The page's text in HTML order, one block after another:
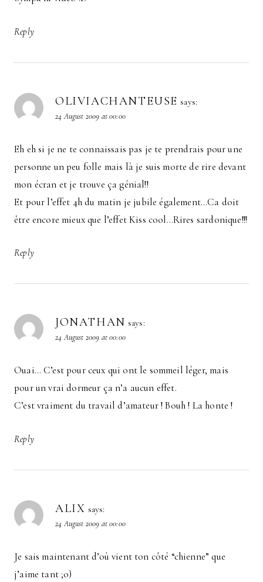
Reply
OLIVIACHANTEUSE says:
24 August 2009 at 00:00
Eh eh si je ne te connaissais pas je te prendrais pour une
personne un peu folle mais là je suis morte de rire devant
mon écran et je trouve ça génial!!
Et pour l’effet 4h du matin je jubile également…Ca doit
être encore mieux que l’effet Kiss cool…Rires sardonique!!!
Reply
JONATHAN says:
24 August 2009 at 00:00
Ouai… C’est pour ceux qui ont le sommeil léger, mais
pour un vrai dormeur ça n’a aucun effet.
C’est vraiment du travail d’amateur ! Bouh ! La honte !
Reply
ALIX says:
24 August 2009 at 00:00
Je sais maintenant d’où vient ton côté “chienne” que
j’aime tant ;o)